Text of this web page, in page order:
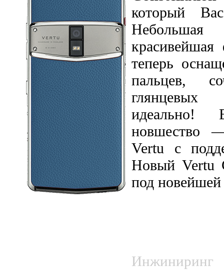
который
теперь
пальцев,
глянцевых
идеально!
новшество
Vertu с
Новый Vertu
под
Инжиниринг